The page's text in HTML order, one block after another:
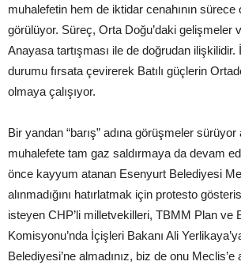
muhalefetin hem de iktidar cenahının sürece
görülüyor. Süreç, Orta Doğu’daki gelişmeler
Anayasa tartışması ile de doğrudan
durumu fırsata çevirerek Batılı güçlerin
olmaya çalışıyor.
Bir yandan “barış” adına görüşmeler
muhalefete tam gaz saldırmaya da devam
önce kayyum atanan Esenyurt Belediyesi
alınmadığını hatırlatmak için protesto
isteyen CHP’li milletvekilleri, TBMM Plan ve
Komisyonu’nda İçişleri Bakanı Ali
Belediyesi’ne almadınız, biz de onu Meclis’e